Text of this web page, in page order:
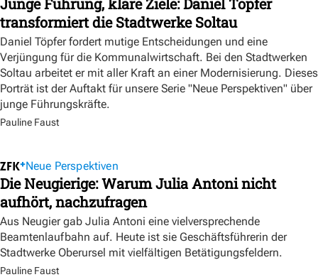
transformiert die Stadtwerke Soltau
Daniel Töpfer fordert mutige Entscheidungen und eine
Verjüngung für die Kommunalwirtschaft. Bei den Stadtwerken
Soltau arbeitet er mit aller Kraft an einer Modernisierung. Dieses
Porträt ist der Auftakt für unsere Serie "Neue Perspektiven" über
junge Führungskräfte.
Pauline Faust
Neue Perspektiven
Die Neugierige: Warum Julia Antoni nicht
aufhört, nachzufragen
Aus Neugier gab Julia Antoni eine vielversprechende
Beamtenlaufbahn auf. Heute ist sie Geschäftsführerin der
Stadtwerke Oberursel mit vielfältigen Betätigungsfeldern.
Pauline Faust